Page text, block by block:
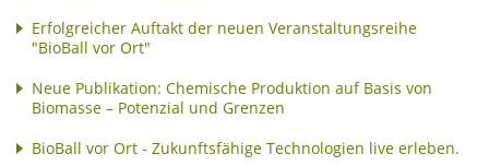
Erfolgreicher Auftakt der neuen Veranstaltungsreihe
"BioBall vor Ort"
Neue Publikation: Chemische Produktion auf Basis von
Biomasse – Potenzial und Grenzen
BioBall vor Ort - Zukunftsfähige Technologien live erleben.